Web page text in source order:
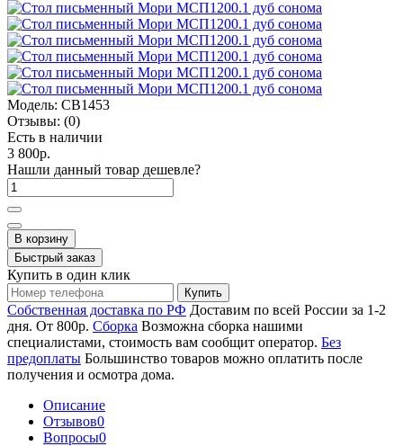
Модель: СВ1453
Отзывы: (0)
Есть в наличии
3 800р.
Нашли данный товар дешевле?
В корзину
Быстрый заказ
Купить в один клик
Купить
Собственная доставка по РФ Доставим по всей России за 1-2
дня. От 800р. Сборка Возможна сборка нашими
специалистами, стоимость вам сообщит оператор. Без
предоплаты Большинство товаров можно оплатить после
получения и осмотра дома.
Описание
Отзывов0
Вопросы0